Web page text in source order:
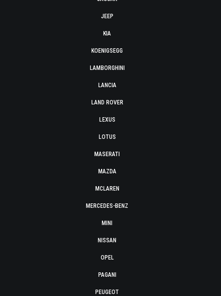
JEEP
KIA
KOENIGSEGG
LAMBORGHINI
LANCIA
LAND ROVER
LEXUS
LOTUS
MASERATI
MAZDA
MCLAREN
MERCEDES-BENZ
MINI
NISSAN
OPEL
PAGANI
PEUGEOT